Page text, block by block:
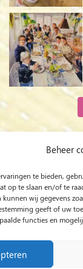
Beheer
te bieden,
op te slaan en/of te
wij gegevens
geeft of uw
functies en
Rob Jacobs
bewogen door
Schilder op